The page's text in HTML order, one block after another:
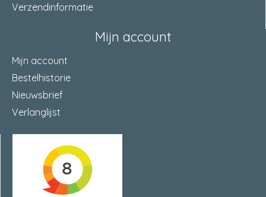
Verzendinformatie
Mijn account
Mijn account
Bestelhistorie
Nieuwsbrief
Verlanglijst